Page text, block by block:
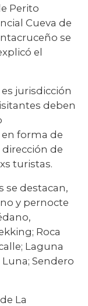
Perito
Cueva de
se
el
jurisdicción
deben
forma de
de
turistas.
se destacan,
y pernocte
Roca
Laguna
Sendero
La